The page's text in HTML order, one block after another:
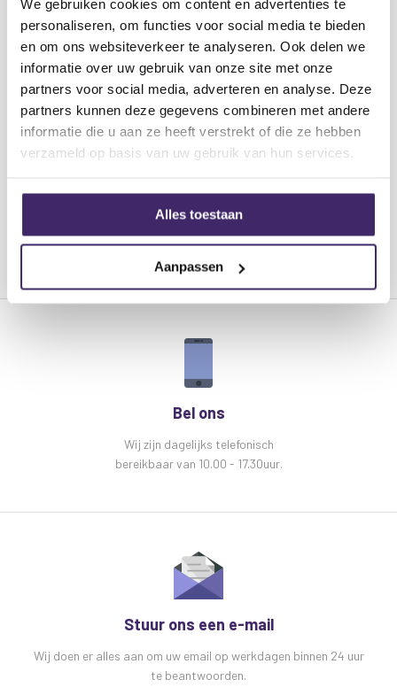
We gebruiken cookies om content en advertenties te
personaliseren, om functies voor social media te bieden
en om ons websiteverkeer te analyseren. Ook delen we
informatie over uw gebruik van onze site met onze
partners voor social media, adverteren en analyse. Deze
partners kunnen deze gegevens combineren met andere
informatie die u aan ze heeft verstrekt of die ze hebben
verzameld op basis van uw gebruik van hun services.
Alles toestaan
Aanpassen
Kabel: diameter6,0 mm Ø
Geleider:2 x 20 strengen, 0,1 mm Ø
Connectoren:Vrouwelijke XLR, 6,3 mm mono-
jackplug
Bel ons
Wij zijn dagelijks telefonisch
bereikbaar van 10.00 - 17.30uur.
Stuur ons een e-mail
Wij doen er alles aan om uw email op werkdagen binnen 24 uur
te beantwoorden.